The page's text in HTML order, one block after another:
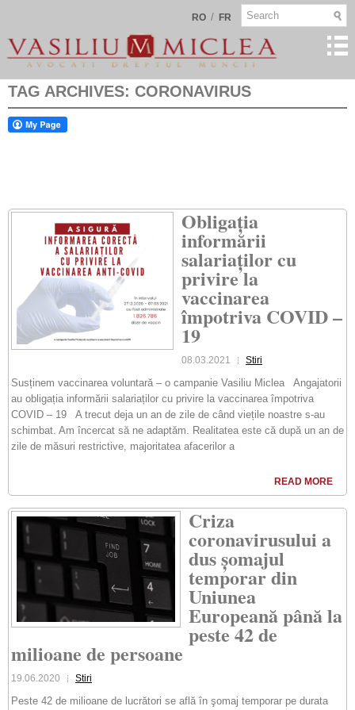
RO / FR
TAG ARCHIVES: CORONAVIRUS
Obligația
informării
salariaților cu
privire la
vaccinarea
împotriva COVID –
19
08.03.2021 Stiri
Susținem vaccinarea voluntară – o campanie Vasiliu Miclea Angajatorii
au obligația informării salariaților cu privire la vaccinarea împotriva
COVID – 19 A trecut deja un an de zile de când viețile noastre s-au
schimbat. Am încercat să ne adaptăm. Realitatea este că după un an de
zile de măsuri restrictive, majoritatea afacerilor a
READ MORE
Criza
coronavirusului a
dus șomajul
temporar din
Uniunea
Europeană până la
peste 42 de
milioane de persoane
19.06.2020 Stiri
Peste 42 de milioane de lucrători se află în şomaj temporar pe durata